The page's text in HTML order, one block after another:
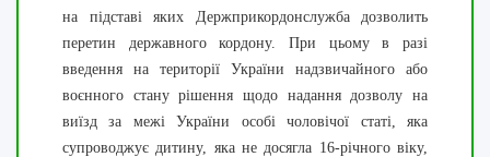
на підставі яких Держприкордонслужба дозволить
перетин державного кордону. При цьому в разі
введення на території України надзвичайного або
воєнного стану рішення щодо надання дозволу на
виїзд за межі України особі чоловічої статі, яка
супроводжує дитину, яка не досягла 16-річного віку,